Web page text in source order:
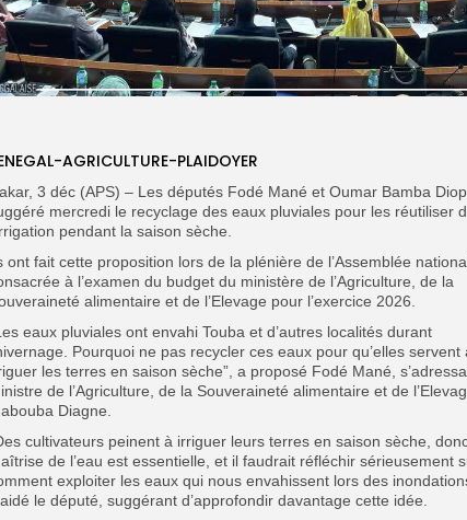
AGRICULTURE-PLAIDOYER
3 déc (APS) – Les députés Fodé Mané et Oumar Bamba
mercredi le recyclage des eaux pluviales pour les réutiliser
pendant la saison sèche.
ont fait cette proposition lors de la plénière de l’Assemblée
à l’examen du budget du ministère de l’Agriculture, de la
alimentaire et de l’Elevage pour l’exercice 2026.
eaux pluviales ont envahi Touba et d’autres localités durant
Pourquoi ne pas recycler ces eaux pour qu’elles servent
les terres en saison sèche”, a proposé Fodé Mané,
de l’Agriculture, de la Souveraineté alimentaire et de
Diagne.
cultivateurs peinent à irriguer leurs terres en saison sèche,
de l’eau est essentielle, et il faudrait réfléchir sérieusement
exploiter les eaux qui nous envahissent lors des
le député, suggérant d’approfondir davantage cette idée.